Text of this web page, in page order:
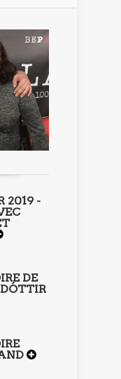
2019 -
DE